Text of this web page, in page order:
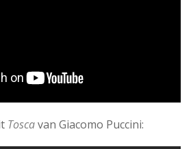
Toscavan Giacomo Puccini: